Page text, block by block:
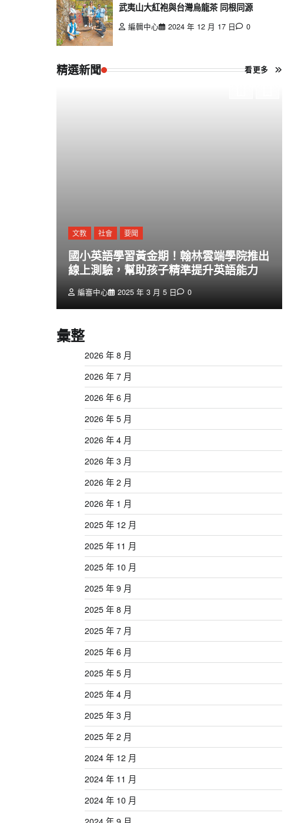
武夷山大紅袍與台灣烏龍茶 同根同源
編輯中心 2024 年 12 月 17 日 0
精選新聞 看更多
文教 社會 要聞
國小英語學習黃金期！翰林雲端學院推出
線上測驗，幫助孩子精準提升英語能力
編審中心 2025 年 3 月 5 日 0
彙整
2026 年 8 月
2026 年 7 月
2026 年 6 月
2026 年 5 月
2026 年 4 月
2026 年 3 月
2026 年 2 月
2026 年 1 月
2025 年 12 月
2025 年 11 月
2025 年 10 月
2025 年 9 月
2025 年 8 月
2025 年 7 月
2025 年 6 月
2025 年 5 月
2025 年 4 月
2025 年 3 月
2025 年 2 月
2024 年 12 月
2024 年 11 月
2024 年 10 月